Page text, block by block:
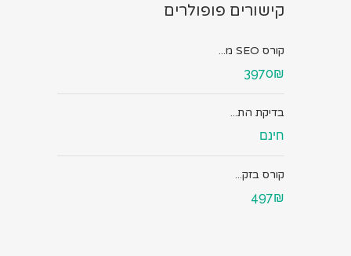
קישורים פופולרים
קורס SEO מ...
3970₪
בדיקת הת...
חינם
קורס בזק...
497₪